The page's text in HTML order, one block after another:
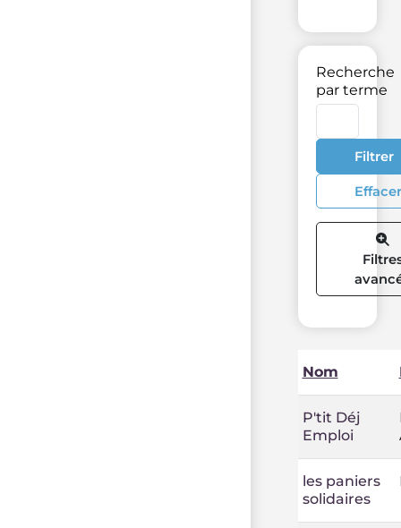
Recherche
par terme
Filtrer
Effacer
Nom
P'tit Déj
Emploi
les paniers
solidaires